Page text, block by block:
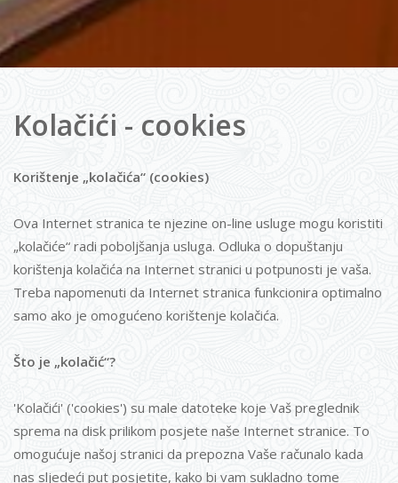
Kolačići - cookies
Korištenje „kolačića“ (cookies)
Ova Internet stranica te njezine on-line usluge mogu koristiti
„kolačiće“ radi poboljšanja usluga. Odluka o dopuštanju
korištenja kolačića na Internet stranici u potpunosti je vaša.
Treba napomenuti da Internet stranica funkcionira optimalno
samo ako je omogućeno korištenje kolačića.
Što je „kolačić“?
'Kolačići' ('cookies') su male datoteke koje Vaš preglednik
sprema na disk prilikom posjete naše Internet stranice. To
omogućuje našoj stranici da prepozna Vaše računalo kada
nas sljedeći put posjetite, kako bi vam sukladno tome